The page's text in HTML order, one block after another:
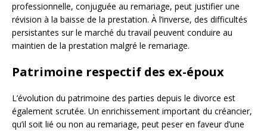
professionnelle, conjuguée au remariage, peut justifier une
révision à la baisse de la prestation. À l’inverse, des difficultés
persistantes sur le marché du travail peuvent conduire au
maintien de la prestation malgré le remariage.
Patrimoine respectif des ex-époux
L’évolution du patrimoine des parties depuis le divorce est
également scrutée. Un enrichissement important du créancier,
qu’il soit lié ou non au remariage, peut peser en faveur d’une